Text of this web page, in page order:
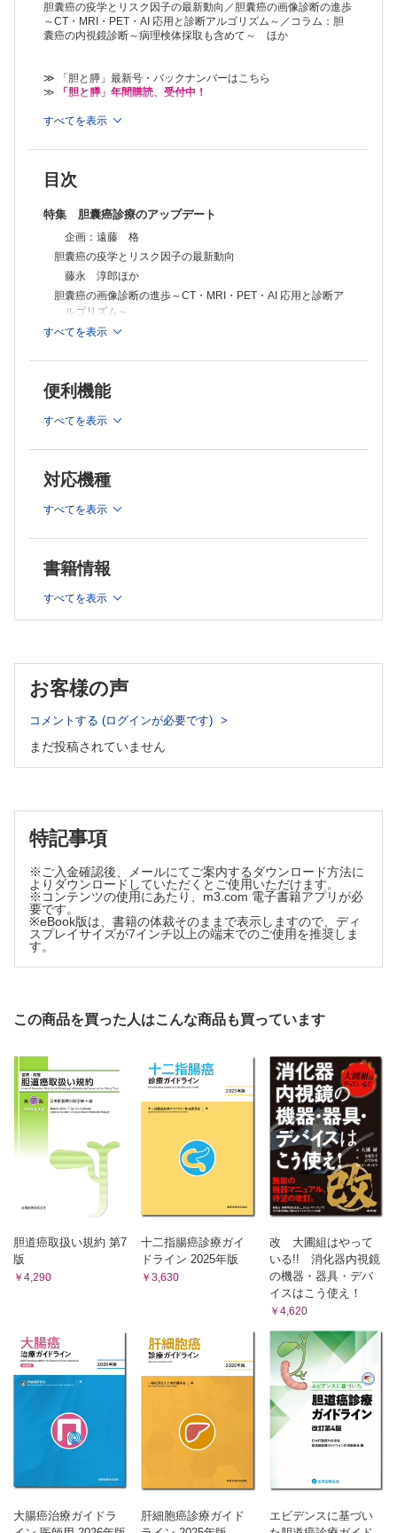
胆囊癌（T3／4）の外科切除の基本戦略
伊藤 寛倫ほか
胆囊癌に対する腹腔鏡・ロボット支援手術の現状と課題
胆囊癌の術前治療
塩谷 健斗ほか
細川 勇ほか
薬の可能性と限界～
後藤 柚乃ほか
胆囊癌の分子標的治療とバイオマーカー探索
コラム：胆汁酸・腸内細菌叢と胆囊癌発生のかかわり
遠藤 格ほか
胆囊癌手術の周術期管理と術後合併症対策
蘆田 良ほか
胆道癌診療ガイドラインの改訂ポイント（日米欧比較も含む）
水野 隆史ほか
胆囊癌の膵・胆管合流異常，胆石との関連
山田眞一郎ほか
高橋 秀明ほか
胆囊癌の疫学とリスク因子の最新動向／胆囊癌の画像診断の進歩
～CT・MRI・PET・AI 応用と診断アルゴリズム～／コラム：胆
囊癌の内視鏡診断～病理検体採取も含めて～ ほか
≫ 「胆と膵」最新号・バックナンバーはこちら
≫
「胆と膵」年間購読、受付中！
※本製品はPCでの閲覧も可能です。
ただけます。詳細はこちらでご確認ください。
すべてを表示
目次
特集 胆囊癌診療のアップデート
企画：遠藤 格
胆囊癌の疫学とリスク因子の最新動向
藤永 淳郎ほか
胆囊癌の画像診断の進歩～CT・MRI・PET・AI 応用と診断ア
ルゴリズム～
鈴木耕次郎
胆囊癌の病理学的特徴と分子病理学的背景
胆囊癌における切除可能性分類
青木 修一ほか
胆囊癌の外科切除の基本戦略（T1／T2）
本田 五郎
胆囊癌（T3／4）の外科切除の基本戦略
皆川 卓也ほか
塩谷 健斗ほか
胆囊癌の術後補助療法の現状と将来展望
切除不能進行胆囊癌に対する全身化学療法～免疫チェックポイ
ント阻害薬の可能性と限界～
後藤 柚乃ほか
胆囊癌の分子標的治療とバイオマーカー探索
大川 裕貴ほか
胆道癌診療ガイドラインの改訂ポイント（日米欧比較も含む）
胆囊癌の膵・胆管合流異常，胆石との関連
山田眞一郎ほか
胆囊癌に対する抗悪性腫瘍剤の日本発臨床試験・多施設共同研
究の展望
すべてを表示
便利機能
すべてを表示
対応機種
すべてを表示
書籍情報
すべてを表示
お客様の声
コメントする (ログインが必要です)
まだ投稿されていません
特記事項
※ご入金確認後、メールにてご案内するダウンロード方法に
よりダウンロードしていただくとご使用いただけます。
※コンテンツの使用にあたり、m3.com 電子書籍アプリが必
要です。
※eBook版は、書籍の体裁そのままで表示しますので、ディ
スプレイサイズが7インチ以上の端末でのご使用を推奨しま
す。
この商品を買った人はこんな商品も買っています
胆道癌取扱い規約 第7
版
￥4,290
十二指腸癌診療ガイ
ドライン 2025年版
￥3,630
改 大圃組はやって
いる!! 消化器内視鏡
の機器・器具・デバ
イスはこう使え！
￥4,620
大腸癌治療ガイドラ
肝細胞癌診療ガイド
エビデンスに基づい